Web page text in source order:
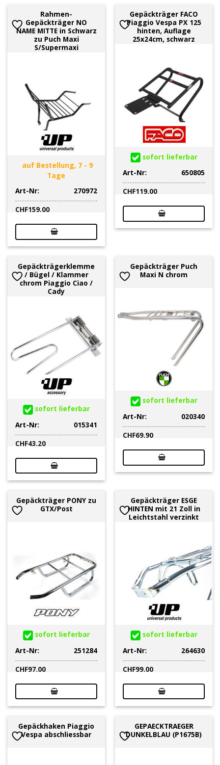
Rahmen-
Gepäckträger NO
NAME MITTE in Schwarz
zu Puch Maxi
S/Supermaxi
auf Bestellung, 7 - 9
Tage
Art-Nr:
270972
CHF159.00
Gepäckträger FACO
Piaggio Vespa PX 125
hinten, Auflage
25x24cm, schwarz
sofort lieferbar
Art-Nr:
650805
CHF119.00
Gepäckträgerklemme
/ Bügel / Klammer
chrom Piaggio Ciao /
Cady
sofort lieferbar
Art-Nr:
015341
CHF43.20
Gepäckträger Puch
Maxi N chrom
sofort lieferbar
Art-Nr:
020340
CHF69.90
Gepäckträger PONY zu
GTX/Post
sofort lieferbar
Art-Nr:
251284
CHF97.00
Gepäckträger ESGE
HINTEN mit 21 Zoll in
Leichtstahl verzinkt
sofort lieferbar
Art-Nr:
264630
CHF99.00
Gepäckhaken Piaggio
Vespa abschliessbar
GEPAECKTRAEGER
DUNKELBLAU (P1675B)